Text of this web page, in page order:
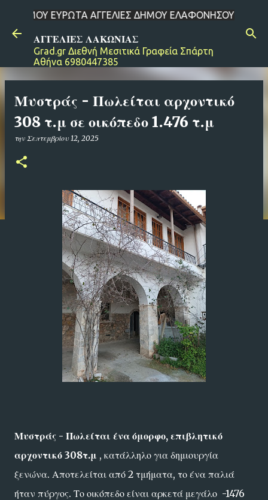
Μετάβαση στο κύριο περιεχόμενο
ΑΓΓΕΛΙΕΣ ΔΗΜΟΥ ΕΛΑΦΟΝΗΣΟΥ ΑΓΓΕΛΙΕΣ ΔΗΜΟΥ
ΑΓΓΕΛΙΕΣ ΛΑΚΩΝΙΑΣ
Grad.gr Διεθνή Μεσιτικά Γραφεία Σπάρτη
Αθήνα 6980447385
Μυστράς - Πωλείται αρχοντικό
308 τ.μ σε οικόπεδο 1.476 τ.μ
την Σεπτεμβρίου 12, 2025
Μυστράς - Πωλείται ένα όμορφο, επιβλητικό
αρχοντικό 308τ.μ , κατάλληλο για δημιουργία
ξενώνα. Αποτελείται από 2 τμήματα, το ένα παλιά
ήταν πύργος. Το οικόπεδο είναι αρκετά μεγάλο -1476